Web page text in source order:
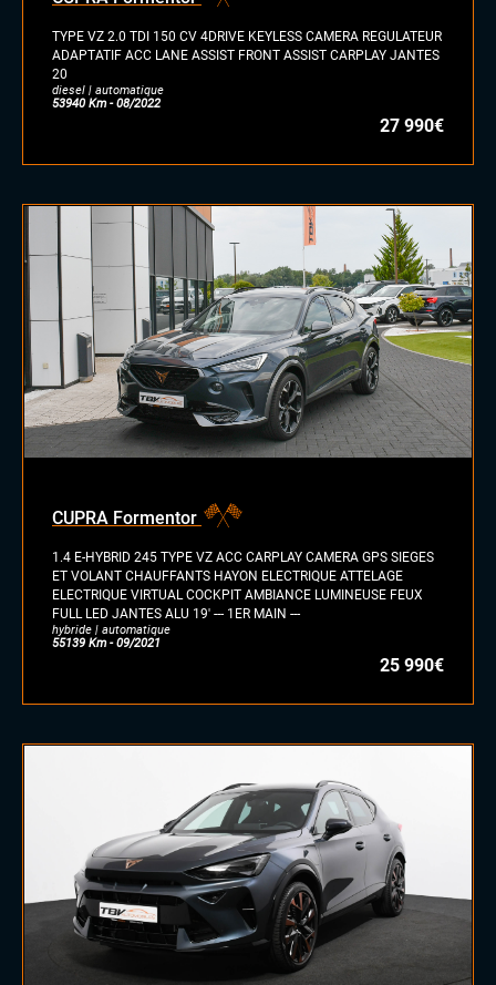
GPL
TYPE VZ 2.0 TDI 150 CV 4DRIVE KEYLESS CAMERA REGULATEUR
ADAPTATIF ACC LANE ASSIST FRONT ASSIST CARPLAY JANTES
20
diesel | automatique
53940 Km - 08/2022
27 990€
CUPRA Formentor
1.4 E-HYBRID 245 TYPE VZ ACC CARPLAY CAMERA GPS SIEGES
ET VOLANT CHAUFFANTS HAYON ELECTRIQUE ATTELAGE
ELECTRIQUE VIRTUAL COCKPIT AMBIANCE LUMINEUSE FEUX
FULL LED JANTES ALU 19' --- 1ER MAIN ---
hybride | automatique
55139 Km - 09/2021
25 990€